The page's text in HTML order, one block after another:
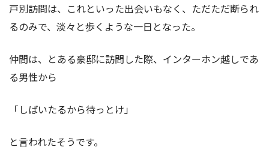
戸別訪問は、これといった出会いもなく、ただただ断られ
るのみで、淡々と歩くような一日となった。
仲間は、とある豪邸に訪問した際、インターホン越しであ
る男性から
「しばいたるから待っとけ」
と言われたそうです。